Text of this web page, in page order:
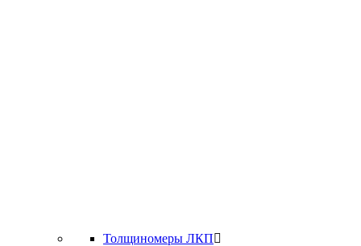
Толщиномеры ЛКП